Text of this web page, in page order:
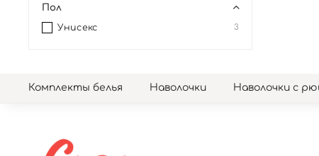
Пол
Унисекс 3
Комплекты белья Наволочки Наволочки с